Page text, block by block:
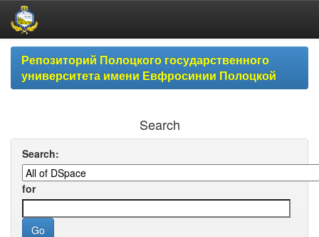
Skip
navigationРепозиторий Полоцкого государственного
университета имени Евфросинии Полоцкой
Search
Search:
for